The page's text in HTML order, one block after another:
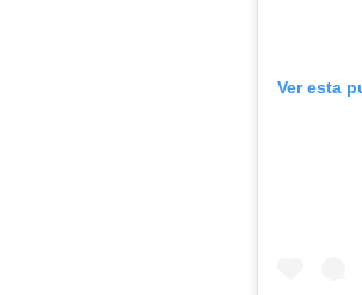
Ver esta